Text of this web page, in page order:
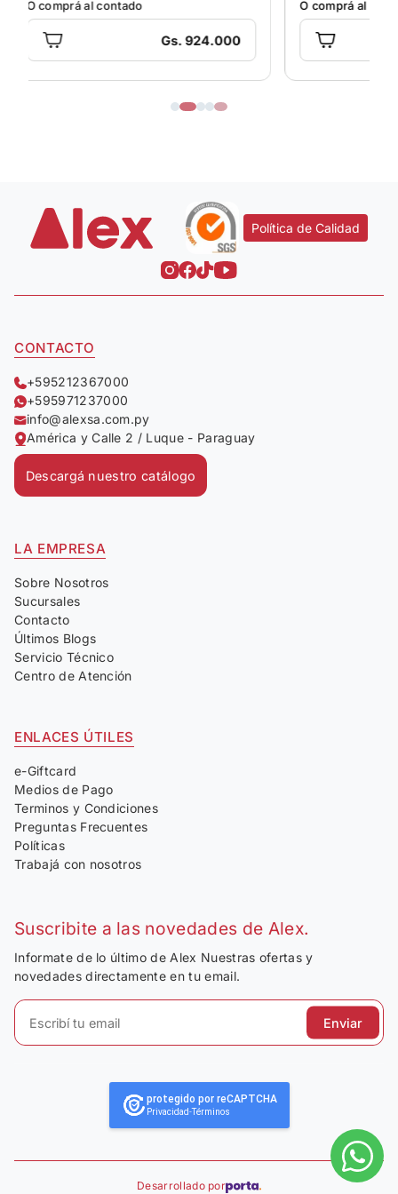
O comprá al contado
Gs. 854.000
Política de Calidad
CONTACTO
+595212367000
+595971237000
info@alexsa.com.py
América y Calle 2 / Luque - Paraguay
Descargá nuestro catálogo
LA EMPRESA
Sobre Nosotros
Sucursales
Contacto
Últimos Blogs
Servicio Técnico
Centro de Atención
ENLACES ÚTILES
e-Giftcard
Medios de Pago
Terminos y Condiciones
Preguntas Frecuentes
Políticas
Trabajá con nosotros
Suscribite a las novedades de Alex.
Informate de lo último de Alex Nuestras ofertas y
novedades directamente en tu email.
Enviar
protegido por reCAPTCHA
Privacidad-Términos
Desarrollado por